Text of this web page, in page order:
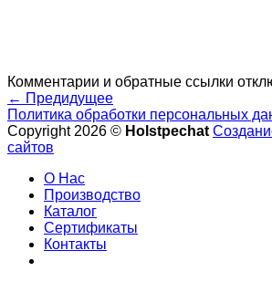
Комментарии и обратные ссылки
← Предидущее
Политика обработки персональных
Copyright 2026 © Holstpechat
сайтов
О Нас
Производство
Каталог
Сертификаты
Контакты